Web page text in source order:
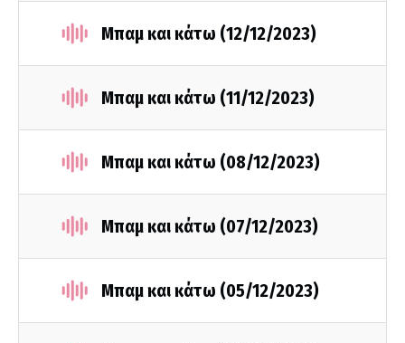
Μπαμ και κάτω (12/12/2023)
Μπαμ και κάτω (11/12/2023)
Μπαμ και κάτω (08/12/2023)
Μπαμ και κάτω (07/12/2023)
Μπαμ και κάτω (05/12/2023)